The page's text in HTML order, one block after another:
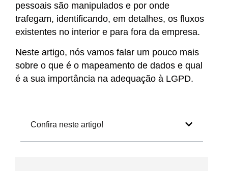
pessoais são manipulados e por onde
trafegam, identificando, em detalhes, os fluxos
existentes no interior e para fora da empresa.
Neste artigo, nós vamos falar um pouco mais
sobre o que é o mapeamento de dados e qual
é a sua importância na adequação à LGPD.
Confira neste artigo!